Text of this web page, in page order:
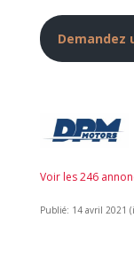
Demandez
Voir les 246
Publié: 14 avril 2021